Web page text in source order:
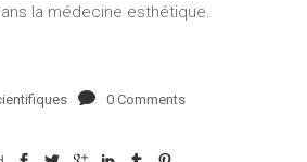
la médecine esthétique.
0 Comments